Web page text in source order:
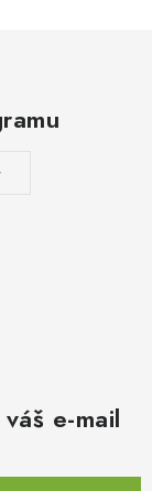
e-mail